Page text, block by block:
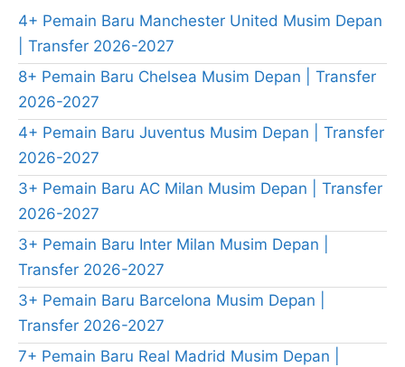
4+ Pemain Baru Manchester United Musim Depan
| Transfer 2026-2027
8+ Pemain Baru Chelsea Musim Depan | Transfer
2026-2027
4+ Pemain Baru Juventus Musim Depan | Transfer
2026-2027
3+ Pemain Baru AC Milan Musim Depan | Transfer
2026-2027
3+ Pemain Baru Inter Milan Musim Depan |
Transfer 2026-2027
3+ Pemain Baru Barcelona Musim Depan |
Transfer 2026-2027
7+ Pemain Baru Real Madrid Musim Depan |